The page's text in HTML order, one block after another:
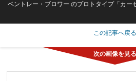
ベントレー・ブロワー のプロトタイプ「カー
この記事へ戻る